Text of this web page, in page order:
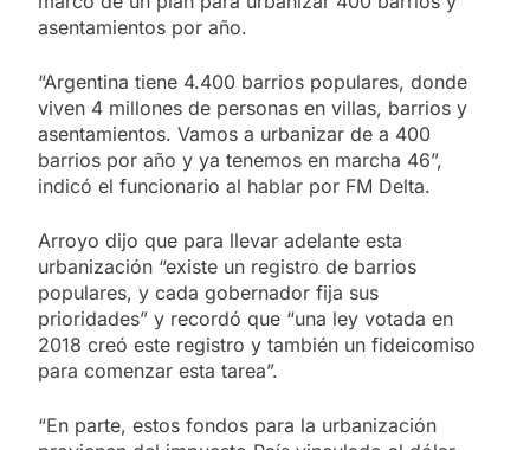
asentamientos por año.
“Argentina tiene 4.400 barrios populares, donde
viven 4 millones de personas en villas, barrios y
asentamientos. Vamos a urbanizar de a 400
barrios por año y ya tenemos en marcha 46”,
indicó el funcionario al hablar por FM Delta.
Arroyo dijo que para llevar adelante esta
urbanización “existe un registro de barrios
populares, y cada gobernador fija sus
prioridades” y recordó que “una ley votada en
2018 creó este registro y también un fideicomiso
para comenzar esta tarea”.
“En parte, estos fondos para la urbanización